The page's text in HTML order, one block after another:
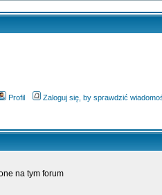
Profil Zaloguj się, by sprawdzić
na tym forum